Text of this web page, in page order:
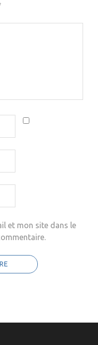
et mon site dans le